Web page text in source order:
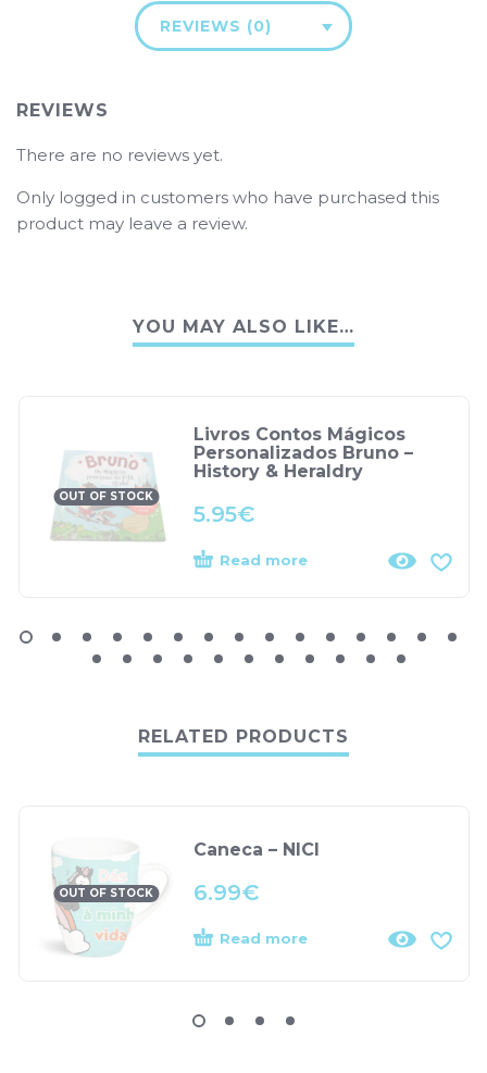
REVIEWS (0)
REVIEWS
There are no reviews yet.
Only logged in customers who have purchased this
product may leave a review.
YOU MAY ALSO LIKE…
OUT OF STOCK
Livros Contos Mágicos
Personalizados Bruno –
History & Heraldry
5.95€
Read more
RELATED PRODUCTS
OUT OF STOCK
Caneca – NICI
6.99€
Read more